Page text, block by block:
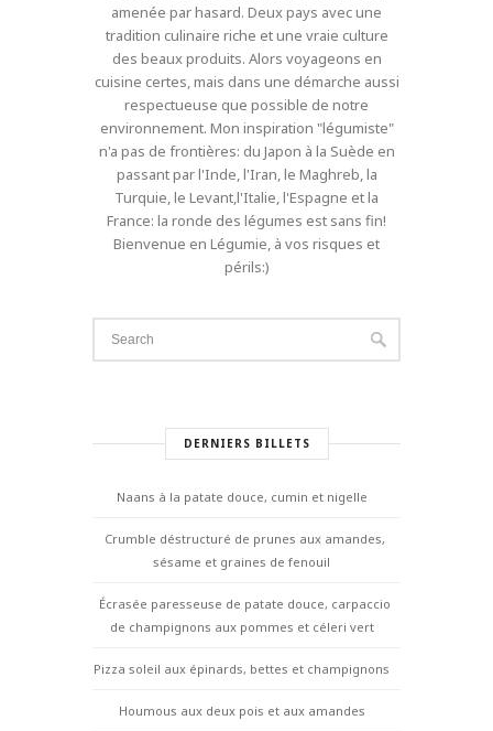
amenée par hasard. Deux pays avec une
tradition culinaire riche et une vraie culture
des beaux produits. Alors voyageons en
cuisine certes, mais dans une démarche aussi
respectueuse que possible de notre
environnement. Mon inspiration "légumiste"
n'a pas de frontières: du Japon à la Suède en
passant par l'Inde, l'Iran, le Maghreb, la
Turquie, le Levant,l'Italie, l'Espagne et la
France: la ronde des légumes est sans fin!
Bienvenue en Légumie, à vos risques et
périls:)
DERNIERS BILLETS
Naans à la patate douce, cumin et nigelle
Crumble déstructuré de prunes aux amandes,
sésame et graines de fenouil
Écrasée paresseuse de patate douce, carpaccio
de champignons aux pommes et céleri vert
Pizza soleil aux épinards, bettes et champignons
Houmous aux deux pois et aux amandes